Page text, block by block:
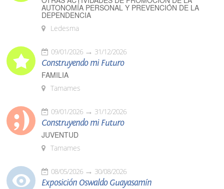
AUTONOMÍA PERSONAL Y PREVENCIÓN DE LA
DEPENDENCIA
Ledesma
09/01/2026 31/12/2026
Construyendo mi Futuro
FAMILIA
Tamames
09/01/2026 31/12/2026
Construyendo mi Futuro
JUVENTUD
Tamames
08/05/2026 30/08/2026
Exposición Oswaldo Guayasamín